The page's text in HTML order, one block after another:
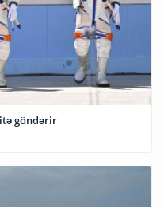
göndərir